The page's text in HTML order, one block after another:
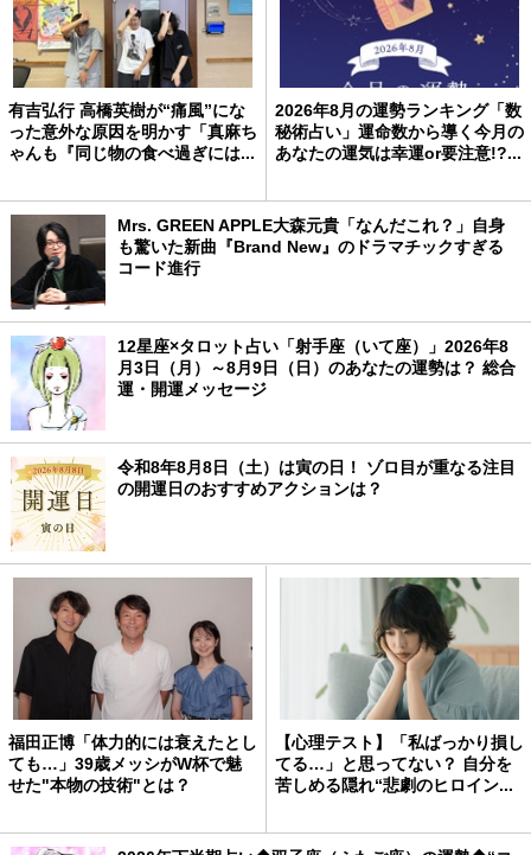
有吉弘行 高橋英樹が“痛風”にな
った意外な原因を明かす「真麻ち
ゃんも『同じ物の食べ過ぎには...
2026年8月の運勢ランキング「数
秘術占い」運命数から導く今月の
あなたの運気は幸運or要注意!?...
Mrs. GREEN APPLE大森元貴「なんだこれ？」自身
も驚いた新曲『Brand New』のドラマチックすぎる
コード進行
12星座×タロット占い「射手座（いて座）」2026年8
月3日（月）～8月9日（日）のあなたの運勢は？ 総合
運・開運メッセージ
令和8年8月8日（土）は寅の日！ ゾロ目が重なる注目
の開運日のおすすめアクションは？
福田正博「体力的には衰えたとし
ても…」39歳メッシがW杯で魅
せた"本物の技術"とは？
【心理テスト】「私ばっかり損し
てる…」と思ってない？ 自分を
苦しめる隠れ“悲劇のヒロイン...